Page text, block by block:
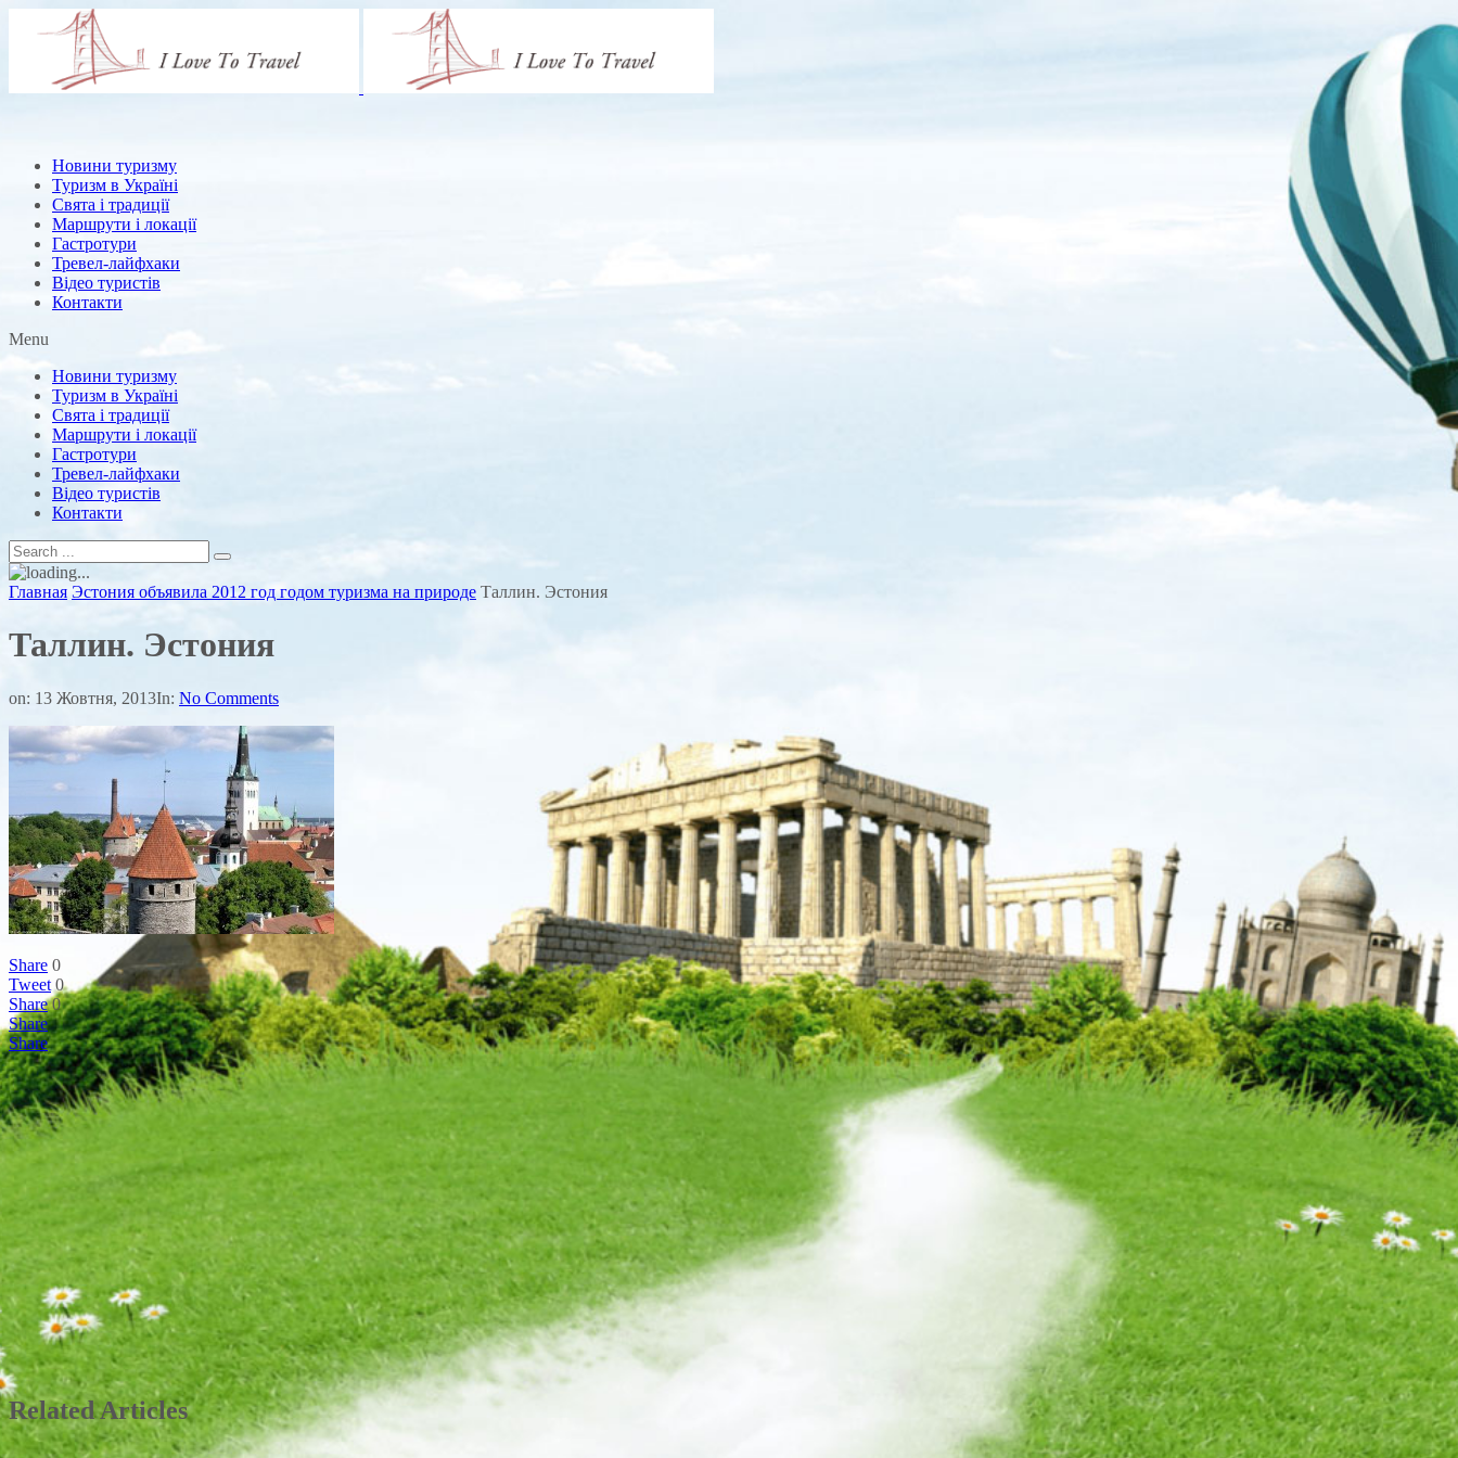
Новини туризму
Туризм в Україні
Свята і традиції
Маршрути і локації
Гастротури
Тревел-лайфхаки
Відео туристів
Контакти
Menu
Новини туризму
Туризм в Україні
Свята і традиції
Маршрути і локації
Гастротури
Тревел-лайфхаки
Відео туристів
Контакти
Главная Эстония объявила 2012 год годом туризма на природе Таллин. Эстония
Таллин. Эстония
on: 13 Жовтня, 2013In: No Comments
Share 0
Tweet 0
Share 0
Share
Share
Related Articles